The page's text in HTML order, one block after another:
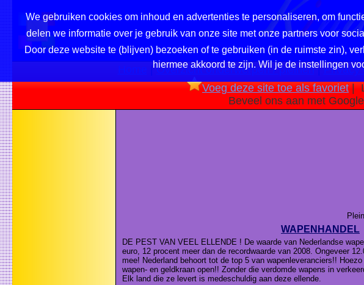
We gebruiken cookies om inhoud en advertenties te personaliseren, om
delen we informatie over je gebruik van onze site met onze partners voor
Door deze website te (blijven) bezoeken of te gebruiken (in de ruimste zin),
hiermee akkoord te zijn. Wil je de instellingen
|Overzicht onderwerpen / pleinen|Privacy
Voeg deze site toe als favoriet|
Beveel ons aan met
WAPENHANDEL
DE PEST VAN VEEL ELLENDE ! De waarde van Nederlandse
euro, 12 procent meer dan de recordwaarde van 2008. Ongeveer
mee! Nederland behoort tot de top 5 van wapenleveranciers!!
wapen- en geldkraan open!! Zonder die verdomde wapens in
Elk land die ze levert is medeschuldig aan deze ellende.